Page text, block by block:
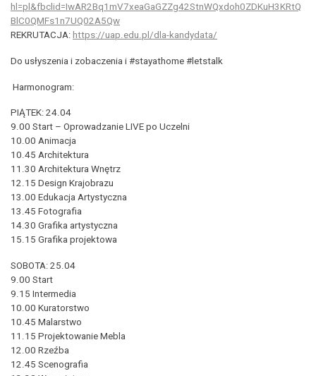
hl=pl&fbclid=IwAR2Bq1mV7xeaGaGZZg42StnWQxdoh0ZDKuH3KRtQ
BlC0QMFs1n7UQ02A5Qw
REKRUTACJA: https://uap.edu.pl/dla-kandydata/
Do usłyszenia i zobaczenia i #stayathome #letstalk
Harmonogram:
PIĄTEK: 24.04
9.00 Start – Oprowadzanie LIVE po Uczelni
10.00 Animacja
10.45 Architektura
11.30 Architektura Wnętrz
12.15 Design Krajobrazu
13.00 Edukacja Artystyczna
13.45 Fotografia
14.30 Grafika artystyczna
15.15 Grafika projektowa
SOBOTA: 25.04
9.00 Start
9.15 Intermedia
10.00 Kuratorstwo
10.45 Malarstwo
11.15 Projektowanie Mebla
12.00 Rzeźba
12.45 Scenografia